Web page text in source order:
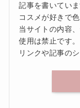
記事を書いていま
コスメが好きで
当サイトの内容
使用は禁止です。
リンクや記事の